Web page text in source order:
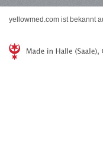
yellowmed.com ist bekannt